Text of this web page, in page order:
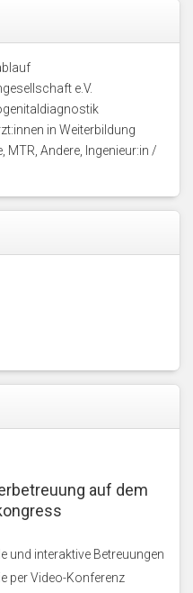
e.V.
in Weiterbildung
MTR, Andere, Ingenieur:in /
auf dem
und interaktive Betreuungen
per Video-Konferenz